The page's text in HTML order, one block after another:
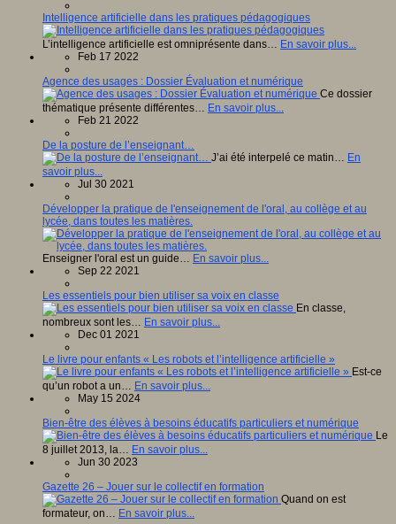
Intelligence artificielle dans les pratiques pédagogiques
L’intelligence artificielle est omniprésente dans… En savoir plus...
Feb 17 2022
Agence des usages : Dossier Évaluation et numérique
Ce dossier
thématique présente différentes… En savoir plus...
Feb 21 2022
De la posture de l’enseignant…
J’ai été interpelé ce matin… En
savoir plus...
Jul 30 2021
Développer la pratique de l'enseignement de l'oral, au collège et au
lycée, dans toutes les matières.
Enseigner l'oral est un guide… En savoir plus...
Sep 22 2021
Les essentiels pour bien utiliser sa voix en classe
En classe,
nombreux sont les… En savoir plus...
Dec 01 2021
Le livre pour enfants « Les robots et l’intelligence artificielle »
Est-ce
qu’un robot a un… En savoir plus...
May 15 2024
Bien-être des élèves à besoins éducatifs particuliers et numérique
Le
8 juillet 2013, la… En savoir plus...
Jun 30 2023
Gazette 26 – Jouer sur le collectif en formation
Quand on est
formateur, on… En savoir plus...